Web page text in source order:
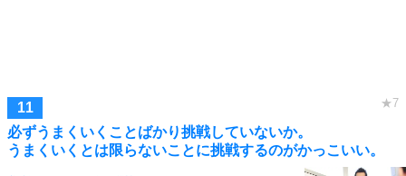
必ずうまくいくことばかり挑戦していないか。
うまくいくとは限らないことに挑戦するのがかっこいい。